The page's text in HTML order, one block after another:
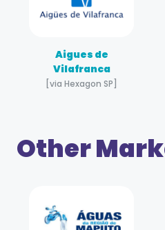
Aigues de
Vilafranca
[via Hexagon SP]
Other